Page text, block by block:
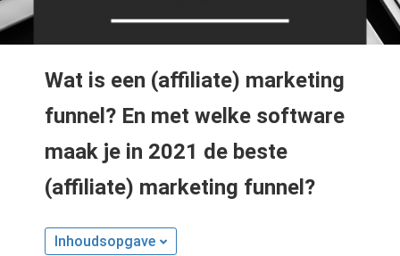
Wat is een (affiliate) marketing
funnel? En met welke software
maak je in 2021 de beste
(affiliate) marketing funnel?
Inhoudsopgave